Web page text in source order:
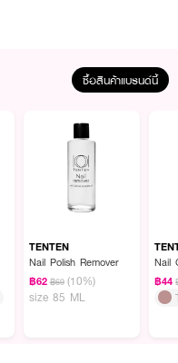
ซื้อสินค้าแบรนด์นี้
TENTEN
Nail Polish Remover
฿62 ฿69 (10%)
size 85 ML
Nail
฿44